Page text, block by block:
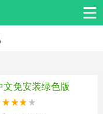
文免安装绿色版